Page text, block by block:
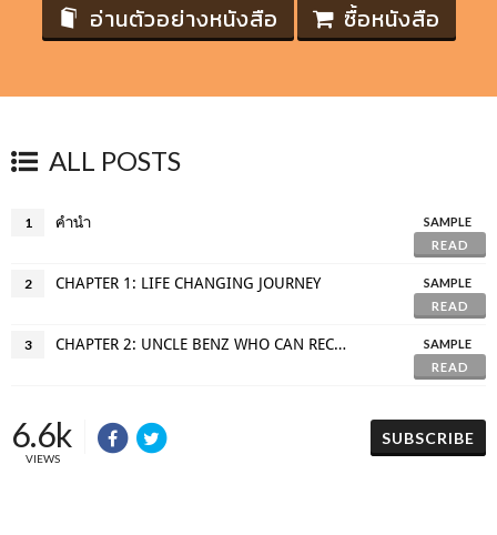
อ่านตัวอย่างหนังสือ ซื้อหนังสือ
ALL POSTS
1 คำนำ
SAMPLE
READ
2 CHAPTER 1: LIFE CHANGING JOURNEY
SAMPLE
READ
3 CHAPTER 2: UNCLE BENZ WHO CAN RECALL HIS PAST LIVES
SAMPLE
READ
6.6k
VIEWS
SUBSCRIBE